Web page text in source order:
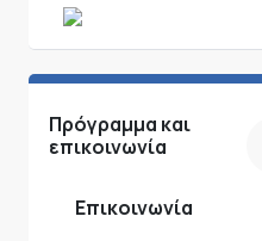
Πρόγραμμα και
επικοινωνία
Επικοινωνία